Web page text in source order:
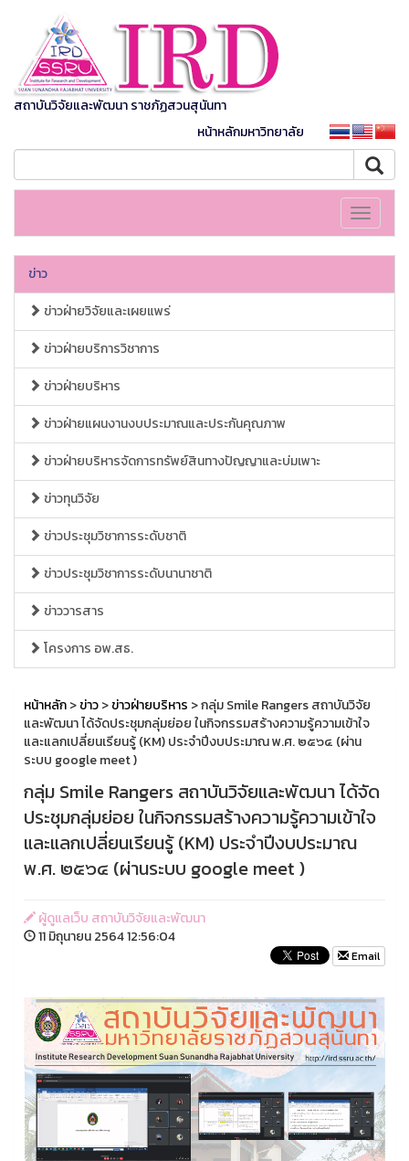
สถาบันวิจัยและพัฒนา ราชภัฏสวนสุนันทา
หน้าหลักมหาวิทยาลัย
Toggle
ข่าว
ข่าวฝ่ายวิจัยและเผยแพร่
ข่าวฝ่ายบริการวิชาการ
ข่าวฝ่ายบริหาร
ข่าวฝ่ายแผนงานงบประมาณและประกันคุณภาพ
ข่าวฝ่ายบริหารจัดการทรัพย์สินทางปัญญาและบ่มเพาะ
ข่าวทุนวิจัย
ข่าวประชุมวิชาการระดับชาติ
ข่าวประชุมวิชาการระดับนานาชาติ
ข่าววารสาร
โครงการ อพ.สธ.
หน้าหลัก>ข่าว>ข่าวฝ่ายบริหาร > กลุ่ม Smile Rangers สถาบันวิจัย
และพัฒนา ได้จัดประชุมกลุ่มย่อย ในกิจกรรมสร้างความรู้ความเข้าใจ
และแลกเปลี่ยนเรียนรู้ (KM) ประจำปีงบประมาณ พ.ศ. ๒๕๖๔ (ผ่าน
ระบบ google meet )
กลุ่ม Smile Rangers สถาบันวิจัยและพัฒนา ได้จัด
ประชุมกลุ่มย่อย ในกิจกรรมสร้างความรู้ความเข้าใจ
และแลกเปลี่ยนเรียนรู้ (KM) ประจำปีงบประมาณ
พ.ศ. ๒๕๖๔ (ผ่านระบบ google meet )
ผู้ดูแลเว็บ สถาบันวิจัยและพัฒนา
11 มิถุนายน 2564 12:56:04
Email